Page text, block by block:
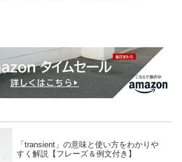
「transient」の意味と使い方をわかりや
すく解説【フレーズ＆例文付き】